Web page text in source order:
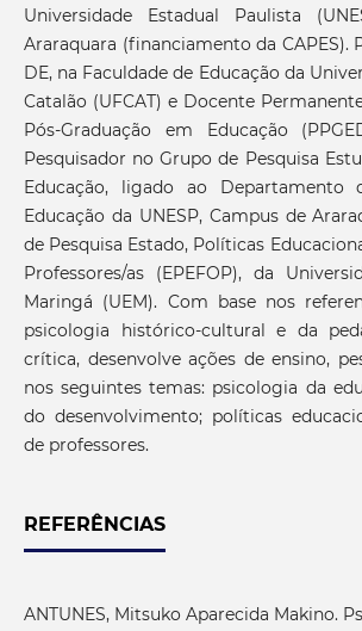
Universidade Estadual Paulista
Araraquara (financiamento da CAPES).
DE, na Faculdade de Educação da
Catalão (UFCAT) e Docente
Pós-Graduação em Educação
Pesquisador no Grupo de Pesquisa
Educação, ligado ao Departamento
Educação da UNESP, Campus de
de Pesquisa Estado, Políticas
Professores/as (EPEFOP), da
Maringá (UEM). Com base nos
psicologia histórico-cultural e da
crítica, desenvolve ações de ensino,
nos seguintes temas: psicologia da
do desenvolvimento; políticas
de professores.
REFERÊNCIAS
ANTUNES, Mitsuko Aparecida Makino.